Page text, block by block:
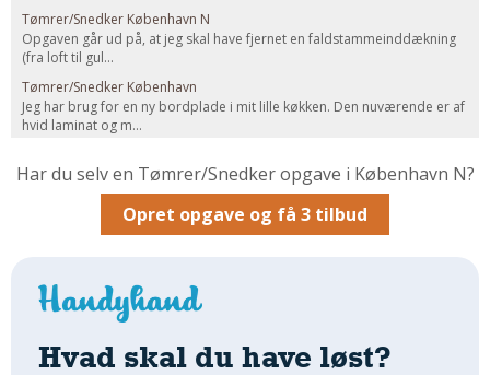
Reparationer
Om Materialer
Om Værktøj
GLARMESTER
Udskiftning Og Montage
Kemi
Båd
Tømrer/Snedker København N
Opgaven går ud på, at jeg skal have fjernet en faldstammeinddækning
(fra loft til gul...
Tømrer/Snedker København
Jeg har brug for en ny bordplade i mit lille køkken. Den nuværende er af
hvid laminat og m...
Har du selv en Tømrer/Snedker opgave i København N?
Opret opgave og få 3 tilbud
Hvad skal du have løst?